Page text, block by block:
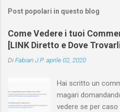
Post popolari in questo blog
Come Vedere i tuoi
[LINK Diretto e Dove
DiFabian J.P. aprile 02, 2020
Hai scritto un
magari
vedere se per